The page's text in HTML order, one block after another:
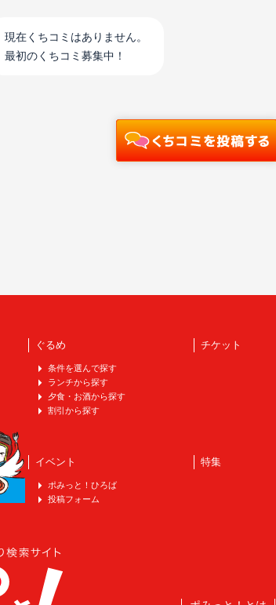
現在くちコミはありません。
最初のくちコミ募集中！
ぐるめ
条件を選んで探す
ランチから探す
夕食・お酒から探す
割引から探す
チケット
イベント
ポみっと！ひろば
投稿フォーム
特集